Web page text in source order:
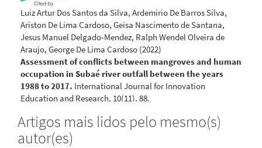
Luiz Artur Dos Santos da Silva, Ardemirio De Barros Silva,
Ariston De Lima Cardoso, Geisa Nascimento de Santana,
Jesus Manuel Delgado-Mendez, Ralph Wendel Olveira de
Araujo, George De Lima Cardoso (2022)
Assessment of conflicts between mangroves and human
occupation in Subaé river outfall between the years
1988 to 2017. International Journal for Innovation
Education and Research, 10(11), 88.
Artigos mais lidos pelo mesmo(s)
autor(es)